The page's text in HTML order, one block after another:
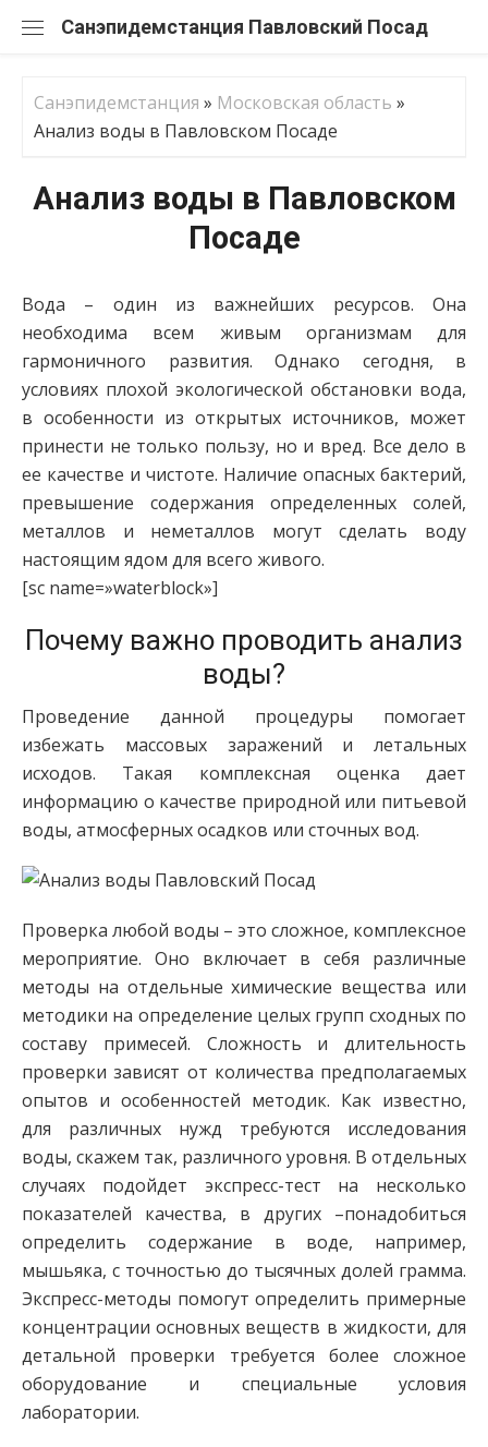
Перейти
Санэпидемстанция
Санэпидемстанция » Московская область »
Анализ воды в Павловском Посаде
Анализ воды в Павловском
Посаде
Вода – один из важнейших ресурсов. Она
необходима всем живым организмам для
гармоничного развития. Однако сегодня, в
условиях плохой экологической обстановки вода,
в особенности из открытых источников, может
принести не только пользу, но и вред. Все дело в
ее качестве и чистоте. Наличие опасных бактерий,
превышение содержания определенных солей,
металлов и неметаллов могут сделать воду
настоящим ядом для всего живого.
[sc name=»waterblock»]
Почему важно проводить анализ
воды?
Проведение данной процедуры помогает
избежать массовых заражений и летальных
исходов. Такая комплексная оценка дает
информацию о качестве природной или питьевой
воды, атмосферных осадков или сточных вод.
Проверка любой воды – это сложное, комплексное
мероприятие. Оно включает в себя различные
методы на отдельные химические вещества или
методики на определение целых групп сходных по
составу примесей. Сложность и длительность
проверки зависят от количества предполагаемых
опытов и особенностей методик. Как известно,
для различных нужд требуются исследования
воды, скажем так, различного уровня. В отдельных
случаях подойдет экспресс-тест на несколько
показателей качества, в других –понадобиться
определить содержание в воде, например,
мышьяка, с точностью до тысячных долей грамма.
Экспресс-методы помогут определить примерные
концентрации основных веществ в жидкости, для
детальной проверки требуется более сложное
оборудование и специальные условия
лаборатории.